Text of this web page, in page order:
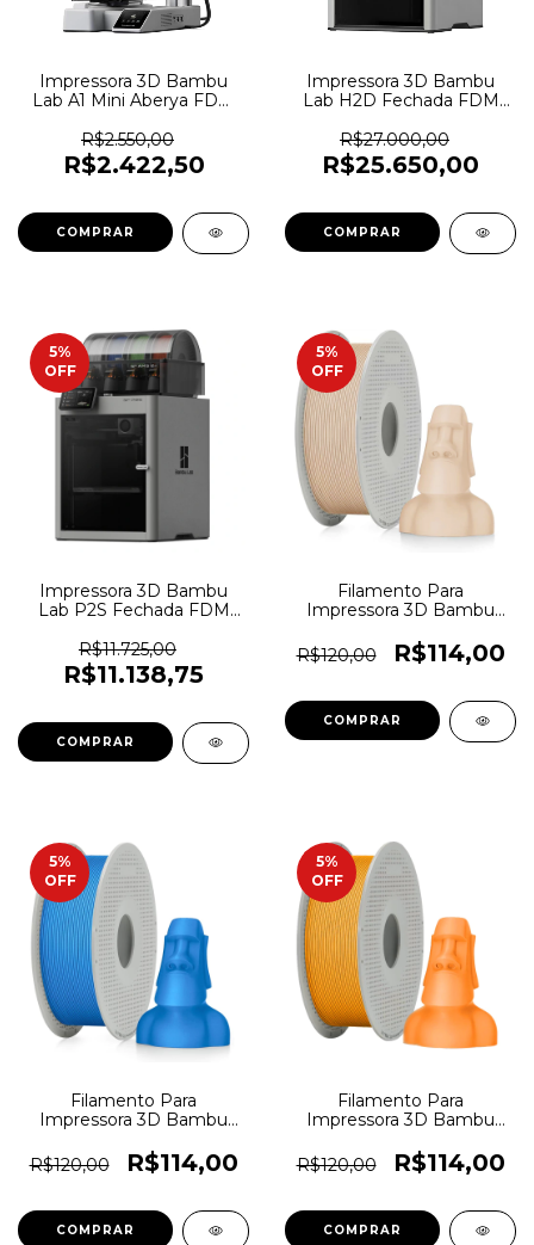
Impressora 3D Bambu
Lab A1 Mini Aberya FDM
R$2.550,00
R$2.422,50
Impressora 3D Bambu
Lab H2D Fechada FDM
R$27.000,00
R$25.650,00
5%
OFF
Impressora 3D Bambu
Lab P2S Fechada FDM
R$11.725,00
R$11.138,75
5%
OFF
Filamento Para
Impressora 3D Bambu
Bege Matte - 7295
R$120,00 R$114,00
5%
OFF
Filamento Para
Impressora 3D Bambu
Ciano - 7292
R$120,00 R$114,00
5%
OFF
Filamento Para
Impressora 3D Bambu
Laranja - 7291
R$120,00 R$114,00